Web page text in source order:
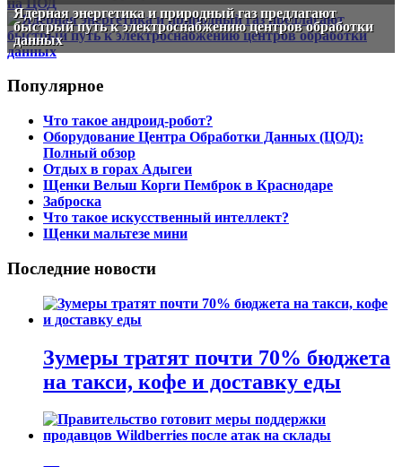
Ядерная энергетика и природный газ предлагают
быстрый путь к электроснабжению центров обработки
данных
Популярное
Что такое андроид-робот?
Оборудование Центра Обработки Данных (ЦОД):
Полный обзор
Отдых в горах Адыгеи
Щенки Вельш Корги Пемброк в Краснодаре
Заброска
Что такое искусственный интеллект?
Щенки мальтезе мини
Последние новости
Зумеры тратят почти 70% бюджета
на такси, кофе и доставку еды